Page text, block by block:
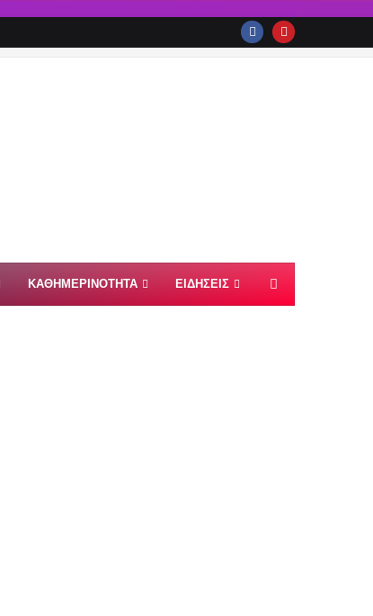
ΚΑΘΗΜΕΡΙΝΟΤΗΤΑ ΕΙΔΗΣΕΙΣ